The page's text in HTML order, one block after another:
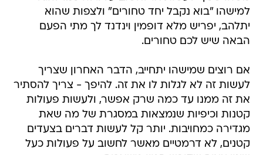
למישהו "בוא נקבל יחד טחורים" ולצפות שהוא
יתלהב, יפריש מלא דופמין וינדנד לך מתי הפעם
הבאה שיש לכם טחורים.
אם רוצים שמישהו יתחייב, הדבר האחרון שצריך
לעשות זה לא לגלות לו את זה. להיפך - צריך להסתיר
את זה ממנו עד כמה שרק אפשר, ולעשות פעולות
קטנות וכיפיות שנמצאות במסגרת של מה שאת
מגדירה כמחויבות. יותר קל לעשות דברים בצעדים
קטנים, לא דרמטיים מאשר לחשוב על פעולות כעל